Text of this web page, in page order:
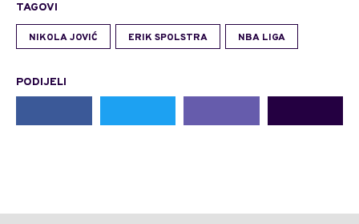
TAGOVI
NIKOLA JOVIĆ ERIK SPOLSTRA NBA LIGA
PODIJELI